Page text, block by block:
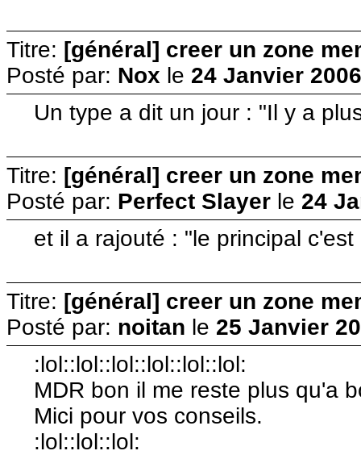
Titre: [général] creer un zone
Posté par: Nox le 24 Janvier
Un type a dit un jour : "Il y a
Titre: [général] creer un zone
Posté par: Perfect Slayer le 24
et il a rajouté : "le principal
Titre: [général] creer un zone
Posté par: noitan le 25 Janvier
:lol::lol::lol::lol::lol::lol:
MDR bon il me reste plus qu'a
Mici pour vos conseils.
:lol::lol::lol: